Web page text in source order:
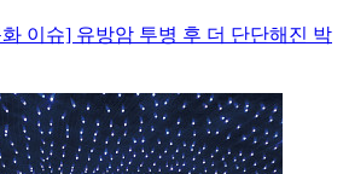
이슈] 유방암 투병 후 더 단단해진 박